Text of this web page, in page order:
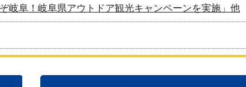
岐阜！岐阜県アウトドア観光キャンペーンを実施」他